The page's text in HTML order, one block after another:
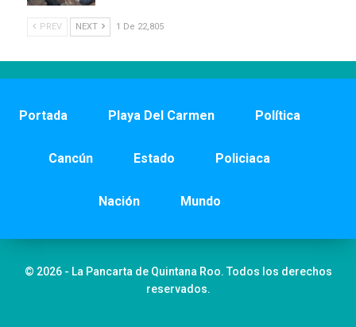
PREV NEXT 1 De 22,805
Portada Playa Del Carmen Política
Cancún Estado Policiaca
Nación Mundo
© 2026 - La Pancarta de Quintana Roo. Todos los derechos
reservados.